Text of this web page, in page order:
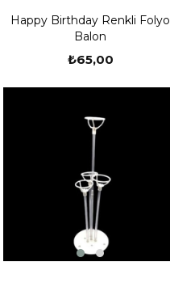
Happy Birthday Renkli Folyo
Balon
₺65,00